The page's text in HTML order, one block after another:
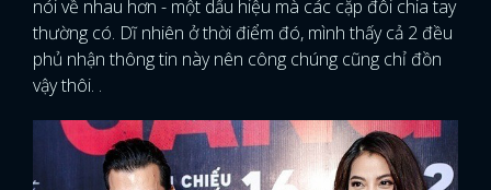
nói về nhau hơn - một dấu hiệu mà các cặp đôi chia tay
thường có. Dĩ nhiên ở thời điểm đó, mình thấy cả 2 đều
phủ nhận thông tin này nên công chúng cũng chỉ đồn
vậy thôi. .